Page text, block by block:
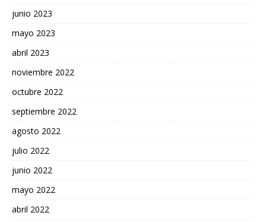
junio 2023
mayo 2023
abril 2023
noviembre 2022
octubre 2022
septiembre 2022
agosto 2022
julio 2022
junio 2022
mayo 2022
abril 2022